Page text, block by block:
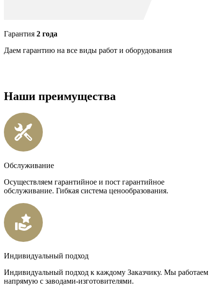
Гарантия 2 года
Даем гарантию на все виды работ и оборудования
Наши преимущества
Обслуживание
Осуществляем гарантийное и пост гарантийное
обслуживание. Гибкая система ценообразования.
Индивидуальный подход
Индивидуальный подход к каждому Заказчику. Мы работаем
напрямую с заводами-изготовителями.